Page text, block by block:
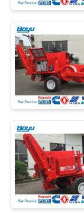
GIRO
DELLA
FABBRICA
DI
QUALITÀ
NOTIZIE
che